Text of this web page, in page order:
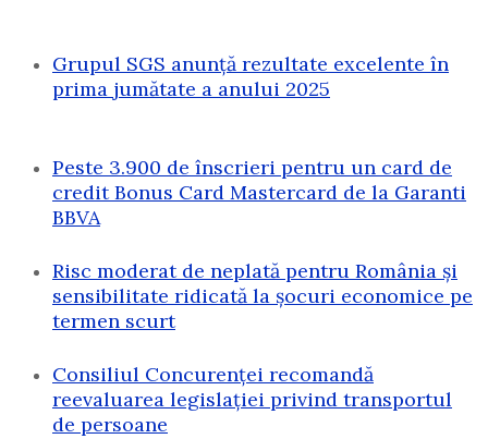
Grupul SGS anunță rezultate excelente în
prima jumătate a anului 2025
Peste 3.900 de înscrieri pentru un card de
credit Bonus Card Mastercard de la Garanti
BBVA
Risc moderat de neplată pentru România și
sensibilitate ridicată la șocuri economice pe
termen scurt
Consiliul Concurenței recomandă
reevaluarea legislației privind transportul
de persoane